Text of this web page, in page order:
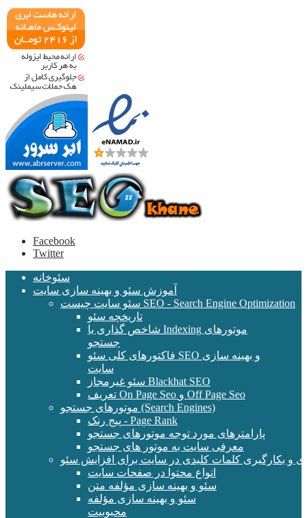
Facebook
Twitter
سئوخانه
آموزش سئو و بهینه سازی سایت
سئو سایت چیست SEO - Search Engine Optimization
تاریخچه سئو
شاخص گذاری یا Indexing موتورهای
جستجو
فاکتورهای کلی سئو SEO و بهینه سازی
سایت
سئو غیرمجاز Blackhat SEO
تعریف On Page Seo و Off Page Seo
موتورهای جستجو (Search Engines)
پیج رنک - Page Rank
پارامترهای مورد توجه موتورهای جستجو
معرفی سایت به موتور های جستجو
و بکارگیری کلمات کلیدی در سایت برای افزایش سئو
انواع محتوا در صفحات سایت
سئو و بهینه سازی مؤلفه متن
سئو و بهینه سازی مؤلفه
محبوبیت